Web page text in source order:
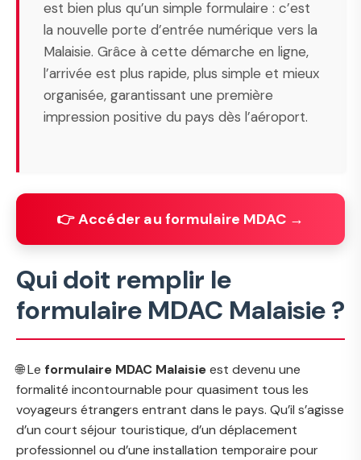
est bien plus qu’un simple formulaire : c’est
la nouvelle porte d’entrée numérique vers la
Malaisie. Grâce à cette démarche en ligne,
l’arrivée est plus rapide, plus simple et mieux
organisée, garantissant une première
impression positive du pays dès l’aéroport.
👉 Accéder au formulaire MDAC →
Qui doit remplir le
formulaire MDAC Malaisie ?
🌐 Le formulaire MDAC Malaisieest devenu une
formalité incontournable pour quasiment tous les
voyageurs étrangers entrant dans le pays. Qu’il s’agisse
d’un court séjour touristique, d’un déplacement
professionnel ou d’une installation temporaire pour